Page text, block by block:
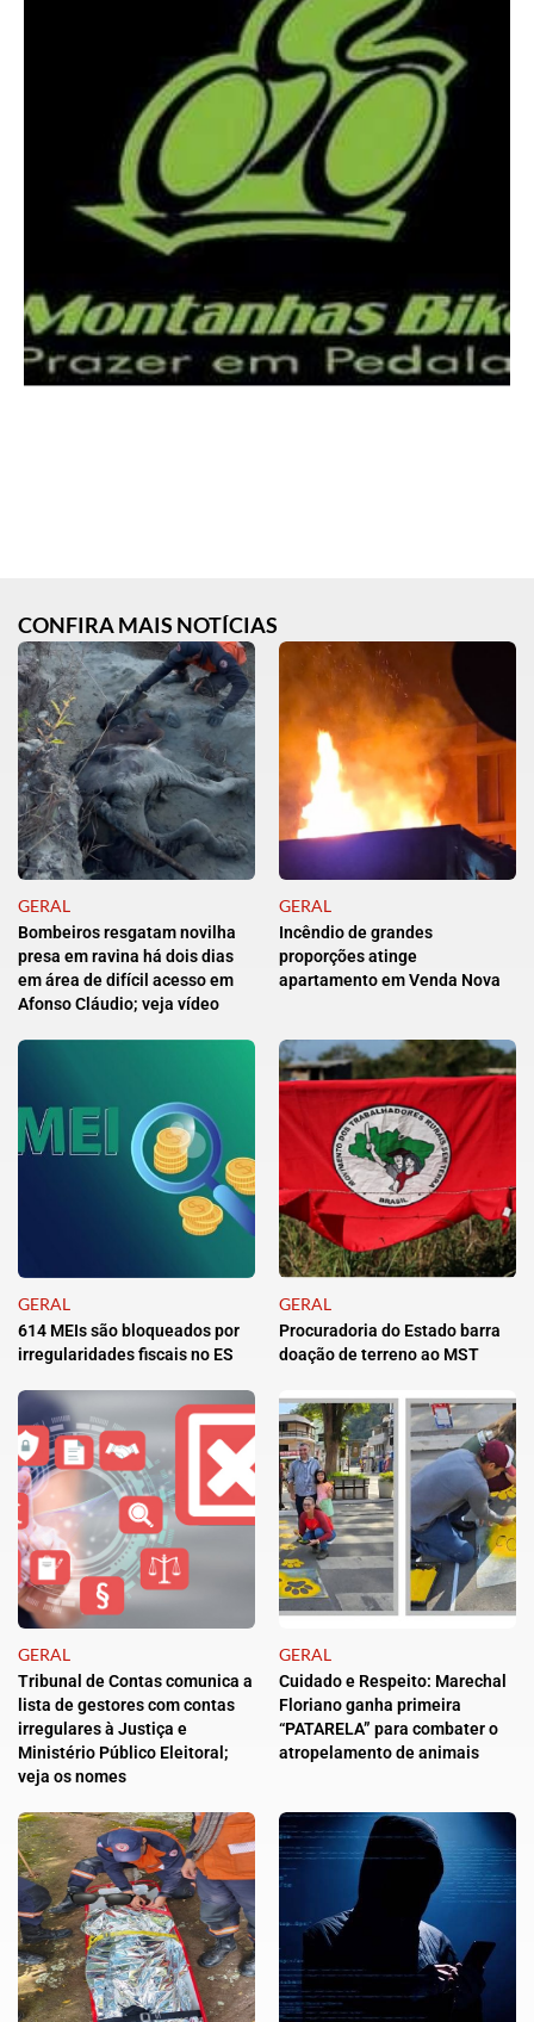
CONFIRA MAIS NOTÍCIAS
GERAL
Bombeiros resgatam novilha
presa em ravina há dois dias
em área de difícil acesso em
Afonso Cláudio; veja vídeo
GERAL
Incêndio de grandes
proporções atinge
apartamento em Venda Nova
GERAL
614 MEIs são bloqueados por
irregularidades fiscais no ES
GERAL
Procuradoria do Estado barra
doação de terreno ao MST
GERAL
Tribunal de Contas comunica a
lista de gestores com contas
irregulares à Justiça e
Ministério Público Eleitoral;
veja os nomes
GERAL
Cuidado e Respeito: Marechal
Floriano ganha primeira
“PATARELA” para combater o
atropelamento de animais